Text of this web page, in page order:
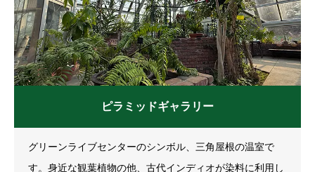
ピラミッドギャラリー
グリーンライブセンターのシンボル、三角屋根の温室で
す。身近な観葉植物の他、古代インディオが染料に利用し